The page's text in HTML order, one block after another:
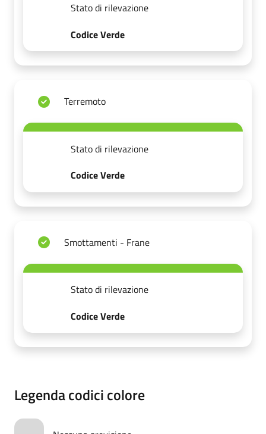
Stato di rilevazione
Codice Verde
Terremoto
Stato di rilevazione
Codice Verde
Smottamenti - Frane
Stato di rilevazione
Codice Verde
Legenda codici colore